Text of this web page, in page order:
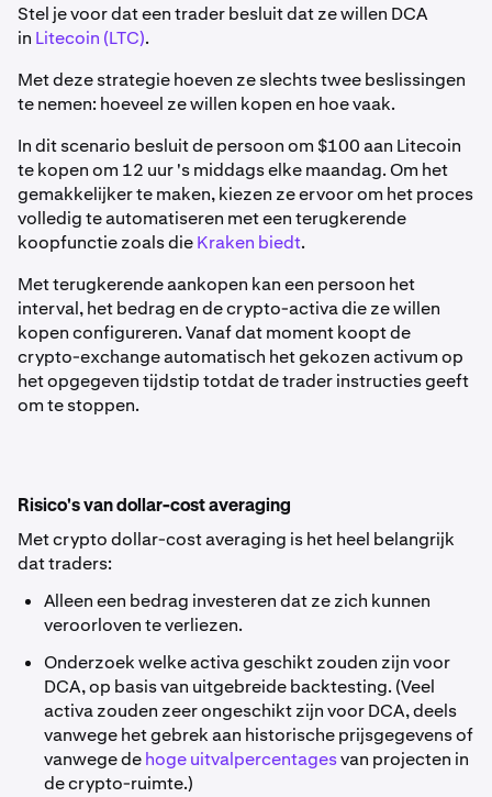
Stel je voor dat een trader besluit dat ze willen DCA
in Litecoin (LTC).
Met deze strategie hoeven ze slechts twee beslissingen
te nemen: hoeveel ze willen kopen en hoe vaak.
In dit scenario besluit de persoon om $100 aan Litecoin
te kopen om 12 uur 's middags elke maandag. Om het
gemakkelijker te maken, kiezen ze ervoor om het proces
volledig te automatiseren met een terugkerende
koopfunctie zoals dieKraken biedt.
Met terugkerende aankopen kan een persoon het
interval, het bedrag en de crypto-activa die ze willen
kopen configureren. Vanaf dat moment koopt de
crypto-exchange automatisch het gekozen activum op
het opgegeven tijdstip totdat de trader instructies geeft
om te stoppen.
Risico's van dollar-cost averaging
Met crypto dollar-cost averaging is het heel belangrijk
dat traders:
Alleen een bedrag investeren dat ze zich kunnen
veroorloven te verliezen.
Onderzoek welke activa geschikt zouden zijn voor
DCA, op basis van uitgebreide backtesting. (Veel
activa zouden zeer ongeschikt zijn voor DCA, deels
vanwege het gebrek aan historische prijsgegevens of
vanwege dehoge uitvalpercentagesvan projecten in
de crypto-ruimte.)